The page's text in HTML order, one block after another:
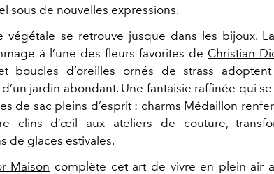
sous de nouvelles expressions.
végétale se retrouve jusque dans les bijoux.
à l’une des fleurs favorites de Christian
boucles d’oreilles ornés de strass
jardin abondant. Une fantaisie raffinée qui
de sac pleins d’esprit : charms Médaillon
clins d’œil aux ateliers de couture,
de glaces estivales.
Maison complète cet art de vivre en plein air